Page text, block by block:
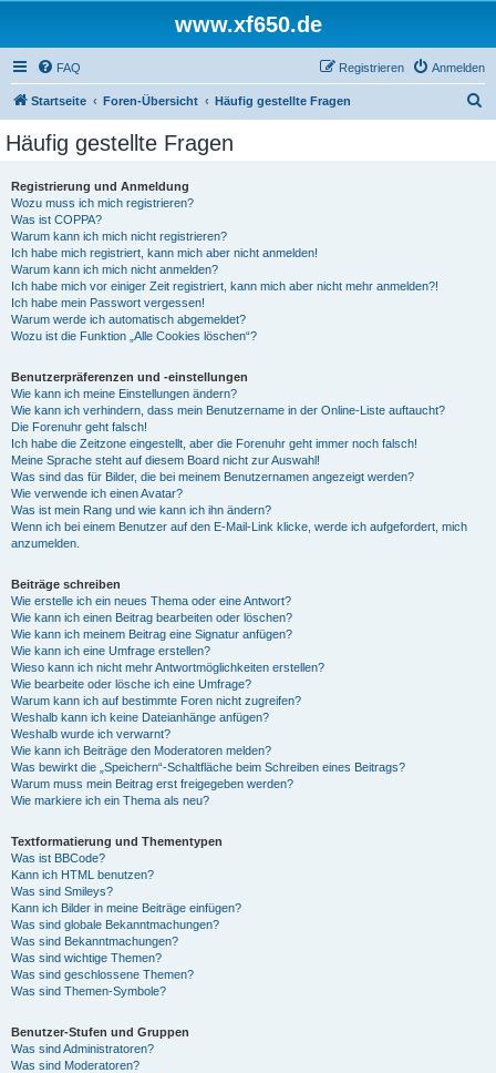
www.xf650.de
FAQ Anmelden
Registrieren
Startseite Foren-Übersicht Häufig gestellte Fragen
Häufig gestellte Fragen
Registrierung und Anmeldung
Wozu muss ich mich registrieren?
Was ist COPPA?
Warum kann ich mich nicht registrieren?
Ich habe mich registriert, kann mich aber nicht anmelden!
Warum kann ich mich nicht anmelden?
Ich habe mich vor einiger Zeit registriert, kann mich aber nicht mehr anmelden?!
Ich habe mein Passwort vergessen!
Warum werde ich automatisch abgemeldet?
Wozu ist die Funktion „Alle Cookies löschen“?
Benutzerpräferenzen und -einstellungen
Wie kann ich meine Einstellungen ändern?
Wie kann ich verhindern, dass mein Benutzername in der Online-Liste auftaucht?
Die Forenuhr geht falsch!
Ich habe die Zeitzone eingestellt, aber die Forenuhr geht immer noch falsch!
Meine Sprache steht auf diesem Board nicht zur Auswahl!
Was sind das für Bilder, die bei meinem Benutzernamen angezeigt werden?
Wie verwende ich einen Avatar?
Was ist mein Rang und wie kann ich ihn ändern?
Wenn ich bei einem Benutzer auf den E-Mail-Link klicke, werde ich aufgefordert, mich
anzumelden.
Beiträge schreiben
Wie erstelle ich ein neues Thema oder eine Antwort?
Wie kann ich einen Beitrag bearbeiten oder löschen?
Wie kann ich meinem Beitrag eine Signatur anfügen?
Wie kann ich eine Umfrage erstellen?
Wieso kann ich nicht mehr Antwortmöglichkeiten erstellen?
Wie bearbeite oder lösche ich eine Umfrage?
Warum kann ich auf bestimmte Foren nicht zugreifen?
Weshalb kann ich keine Dateianhänge anfügen?
Weshalb wurde ich verwarnt?
Wie kann ich Beiträge den Moderatoren melden?
Was bewirkt die „Speichern“-Schaltfläche beim Schreiben eines Beitrags?
Warum muss mein Beitrag erst freigegeben werden?
Wie markiere ich ein Thema als neu?
Textformatierung und Thementypen
Was ist BBCode?
Kann ich HTML benutzen?
Was sind Smileys?
Kann ich Bilder in meine Beiträge einfügen?
Was sind globale Bekanntmachungen?
Was sind Bekanntmachungen?
Was sind wichtige Themen?
Was sind geschlossene Themen?
Was sind Themen-Symbole?
Benutzer-Stufen und Gruppen
Was sind Administratoren?
Was sind Moderatoren?